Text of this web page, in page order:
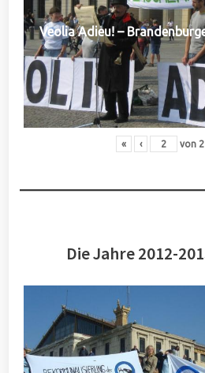
Veolia Adieu! –
« ‹ von 2
Die Jahre 2012-